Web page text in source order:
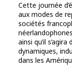
Cette journée
aux modes de
sociétés
ainsi qu’il
dynamiques,
dans les